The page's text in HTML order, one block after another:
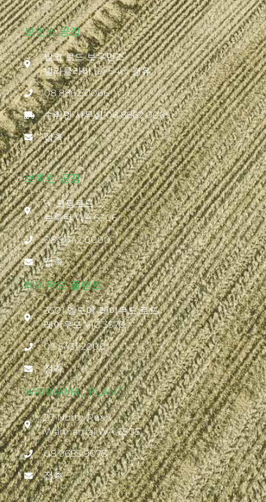
보먼스 공장
발코 로드 보우먼스
발라클라바 SA 5461 경유
08 8862 0066
수취인 사무실 08 8862 0065
접촉
브룩턴 공장
91 코핑로드
브룩턴 WA 6306
08 9642 0000
접촉
레이우드 플랜트
3501 엘모어-레이우드 로드
레이우드 VIC 3570
03 5431 2000
접촉
WANNAMAL PLANT
27 North Road
Wannamal WA 6505
08 9655 9073
접촉